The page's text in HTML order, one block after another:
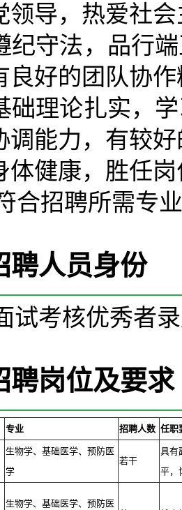
领导，热爱社
，品行端正
良好的团队协
扎实，学习
调能力，有较
康，胜任岗
聘所需专业
聘人员身份
试考核优秀者
聘岗位及要求
专业 招聘人数 任职
生物学、基础医学、预防医
学
若干
具有
平，
生物学、基础医学、预防医